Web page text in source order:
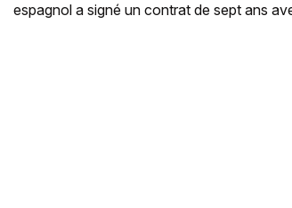
espagnol a signé un contrat de sept ans